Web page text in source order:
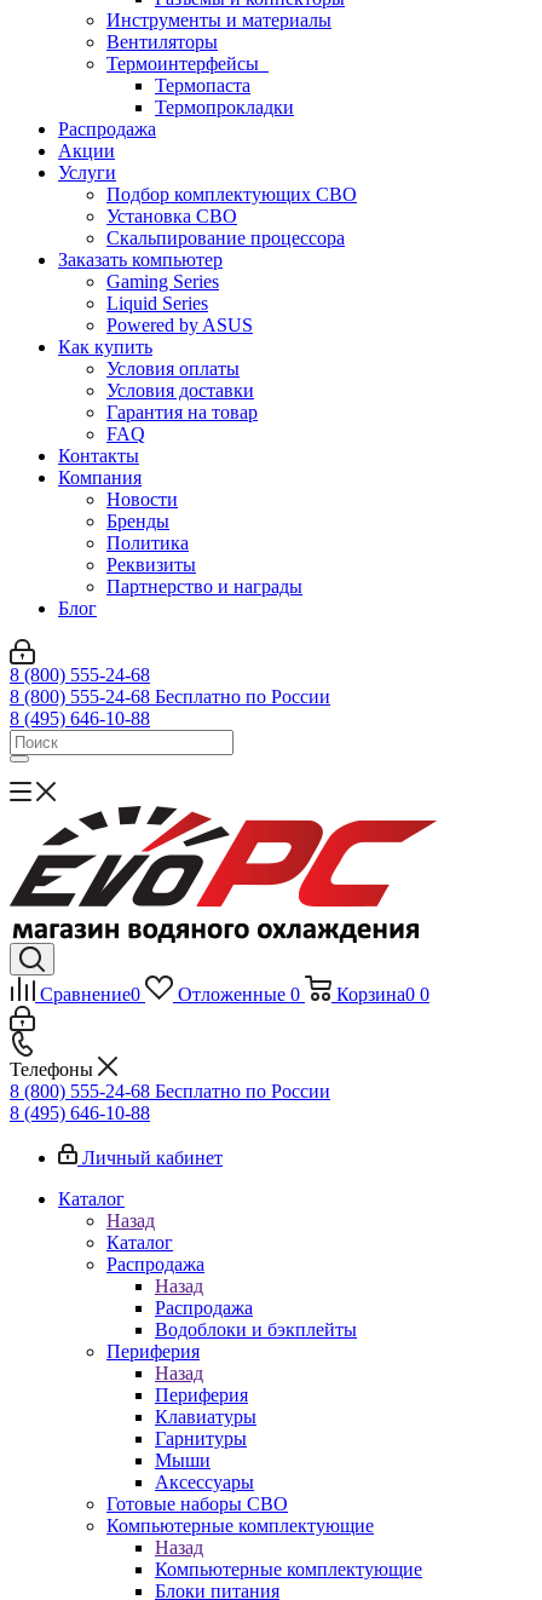
Инструменты и материалы
Вентиляторы
Термоинтерфейсы
Термопаста
Термопрокладки
Распродажа
Акции
Услуги
Подбор комплектующих СВО
Установка СВО
Скальпирование процессора
Заказать компьютер
Gaming Series
Liquid Series
Powered by ASUS
Как купить
Условия оплаты
Условия доставки
Гарантия на товар
FAQ
Контакты
Компания
Новости
Бренды
Политика
Реквизиты
Партнерство и награды
Блог
8 (800) 555-24-68
8 (800) 555-24-68 Бесплатно по России
8 (495) 646-10-88
Сравнение0 Отложенные 0 Корзина0 0
Телефоны
8 (800) 555-24-68 Бесплатно по России
8 (495) 646-10-88
Личный кабинет
Каталог
Назад
Каталог
Распродажа
Назад
Распродажа
Водоблоки и бэкплейты
Периферия
Назад
Периферия
Клавиатуры
Гарнитуры
Мыши
Аксессуары
Готовые наборы СВО
Компьютерные комплектующие
Назад
Компьютерные комплектующие
Блоки питания